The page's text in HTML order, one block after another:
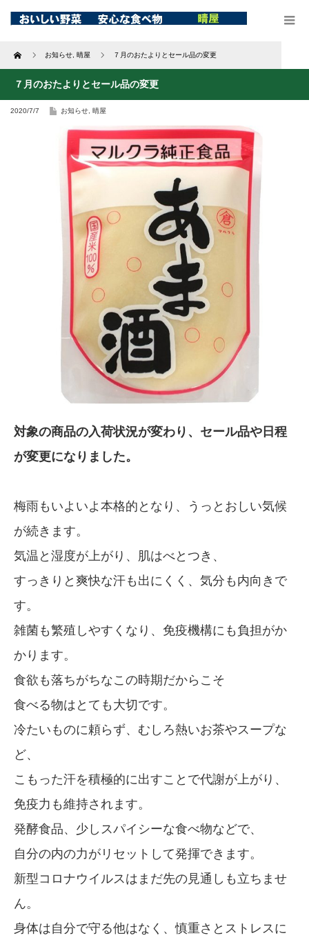
Home お知らせ 晴屋 ７月のおたよりとセール品の変更
７月のおたよりとセール品の変更
2020/7/7 お知らせ 晴屋
対象の商品の入荷状況が変わり、セール品や日程
が変更になりました。
梅雨もいよいよ本格的となり、うっとおしい気候
が続きます。
気温と湿度が上がり、肌はべとつき、
すっきりと爽快な汗も出にくく、気分も内向きで
す。
雑菌も繁殖しやすくなり、免疫機構にも負担がか
かります。
食欲も落ちがちなこの時期だからこそ
食べる物はとても大切です。
冷たいものに頼らず、むしろ熱いお茶やスープな
ど、
こもった汗を積極的に出すことで代謝が上がり、
免疫力も維持されます。
発酵食品、少しスパイシーな食べ物などで、
自分の内の力がリセットして発揮できます。
新型コロナウイルスはまだ先の見通しも立ちませ
ん。
身体は自分で守る他はなく、慎重さとストレスに